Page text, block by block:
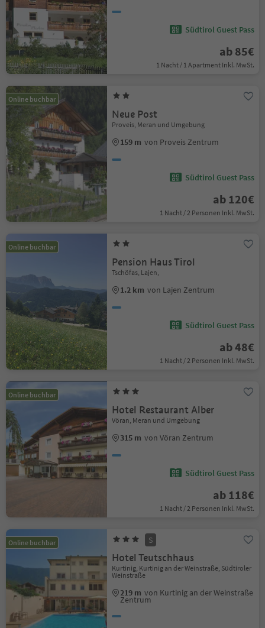
Südtirol Guest Pass
ab 85€
1 Nacht / 1 Apartment Inkl. MwSt.
Online buchbar
Neue Post
Proveis, Meran und Umgebung
159 m von Proveis Zentrum
Südtirol Guest Pass
ab 120€
1 Nacht / 2 Personen Inkl. MwSt.
Online buchbar
Pension Haus Tirol
Tschöfas, Lajen,
1.2 km von Lajen Zentrum
Südtirol Guest Pass
ab 48€
1 Nacht / 2 Personen Inkl. MwSt.
Online buchbar
Hotel Restaurant Alber
Vöran, Meran und Umgebung
315 m von Vöran Zentrum
Südtirol Guest Pass
ab 118€
1 Nacht / 2 Personen Inkl. MwSt.
Online buchbar S
Hotel Teutschhaus
Kurtinig, Kurtinig an der Weinstraße, Südtiroler
Weinstraße
219 m von Kurtinig an der Weinstraße
Zentrum